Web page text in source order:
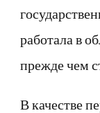
работала в
прежде чем
В качестве